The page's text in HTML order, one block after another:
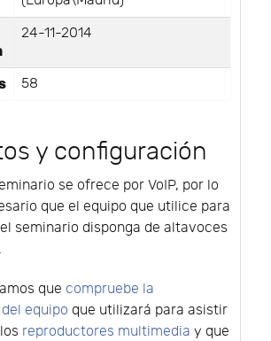
24-11-2014
58
y configuración
se ofrece por VoIP, por lo
que el equipo que utilice para
seminario disponga de altavoces
que compruebe la
equipo que utilizará para asistir
reproductores multimedia y que